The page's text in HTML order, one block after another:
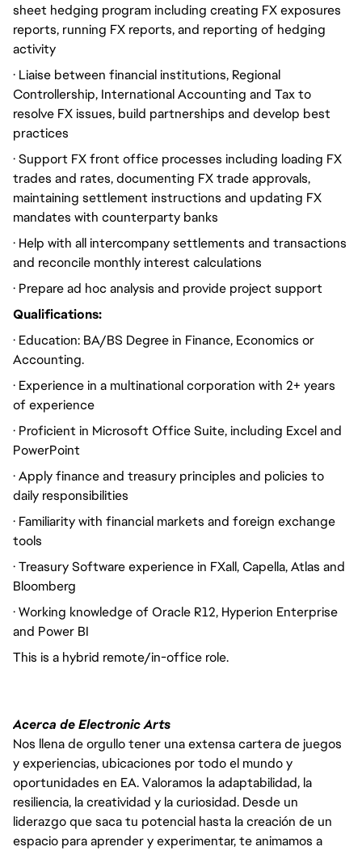
sheet hedging program including creating FX exposures
reports, running FX reports, and reporting of hedging
activity
· Liaise between financial institutions, Regional
Controllership, International Accounting and Tax to
resolve FX issues, build partnerships and develop best
practices
· Support FX front office processes including loading FX
trades and rates, documenting FX trade approvals,
maintaining settlement instructions and updating FX
mandates with counterparty banks
· Help with all intercompany settlements and transactions
and reconcile monthly interest calculations
· Prepare ad hoc analysis and provide project support
Qualifications:
· Education: BA/BS Degree in Finance, Economics or
Accounting.
· Experience in a multinational corporation with 2+ years
of experience
· Proficient in Microsoft Office Suite, including Excel and
PowerPoint
· Apply finance and treasury principles and policies to
daily responsibilities
· Familiarity with financial markets and foreign exchange
tools
· Treasury Software experience in FXall, Capella, Atlas and
Bloomberg
· Working knowledge of Oracle R12, Hyperion Enterprise
and Power BI
This is a hybrid remote/in-office role.
Acerca de Electronic Arts
Nos llena de orgullo tener una extensa cartera de juegos
y experiencias, ubicaciones por todo el mundo y
oportunidades en EA. Valoramos la adaptabilidad, la
resiliencia, la creatividad y la curiosidad. Desde un
liderazgo que saca tu potencial hasta la creación de un
espacio para aprender y experimentar, te animamos a